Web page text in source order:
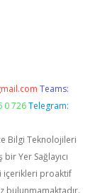
Teams:
0 726 Telegram:
Bilgi Teknolojileri
Yer Sağlayıcı
içerikleri proaktif
bulunmamaktadır.